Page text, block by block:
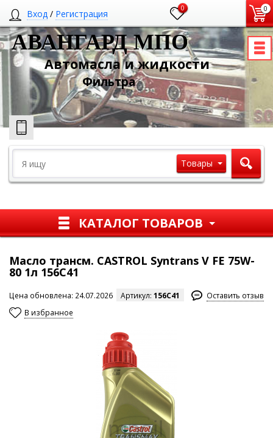
Вход / Регистрация 0 0
АВАНГАРД МПО
Автомасла и жидкости
Фильтра
Товары
КАТАЛОГ ТОВАРОВ
Масло трансм. CASTROL Syntrans V FE 75W-
80 1л 156C41
Цена обновлена: 24.07.2026 Артикул: 156C41
Оставить отзыв
В избранное